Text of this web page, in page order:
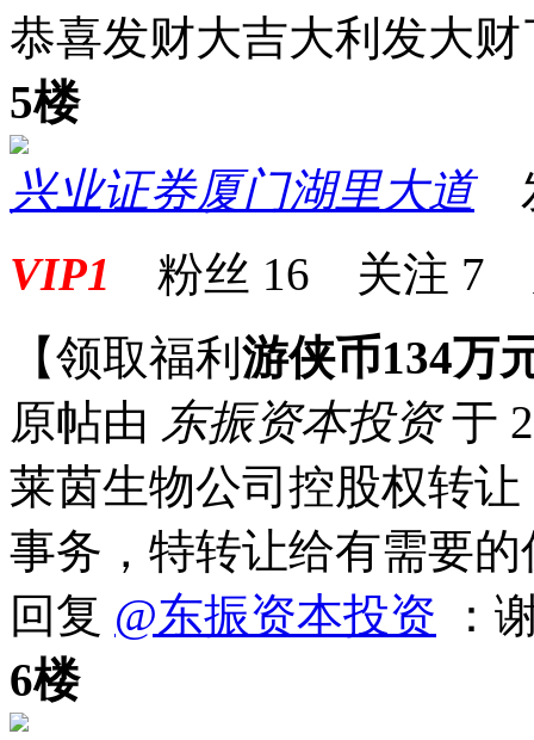
恭喜发财大吉大利发大
5楼
兴业证券厦门湖里大道
VIP1 粉丝 16 关注 7
【领取福利 游侠币134万
原帖由 东振资本投资于
莱茵生物公司控股权转
事务，特转让给有需要
回复 @东振资本投资 ：
6楼